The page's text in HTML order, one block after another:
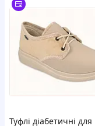
Туфлі діабетичні для